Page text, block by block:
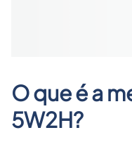
O que é a
5W2H?